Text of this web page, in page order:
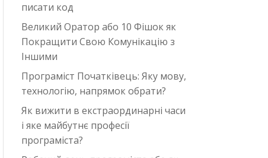
писати код
Великий Оратор або 10 Фішок як
Покращити Свою Комунікацію з
Іншими
Програміст Початківець: Яку мову,
технологію, напрямок обрати?
Як вижити в екстраординарні часи
i яке майбутнє професії
програміста?